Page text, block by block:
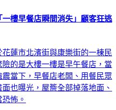
樓早餐店瞬間消失」顧客狂逃
蓮市北濱街與康樂街的一棟民
的是大樓一樓是早午餐店，當
當下，早餐店老闆、用餐民眾
也曝光，屋簷全部掉落地面、
怖。